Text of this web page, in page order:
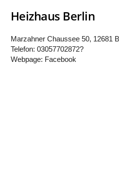
Heizhaus Berlin
Marzahner Chaussee 50, 12681
Telefon: 03057702872?
Webpage: Facebook